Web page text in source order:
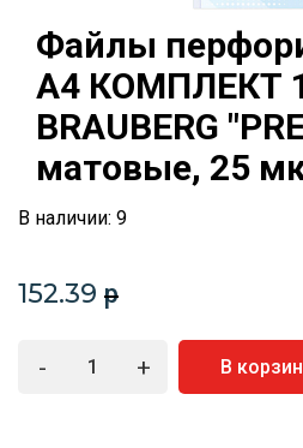
Файлы
А4 КОМПЛЕКТ
BRAUBERG
матовые, 25
В наличии: 9
152.39 p
- + В